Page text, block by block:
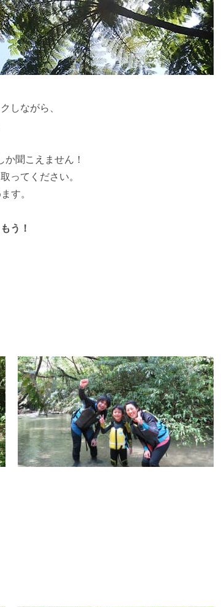
しながら、
聞こえません！
ってください。
す。
う！